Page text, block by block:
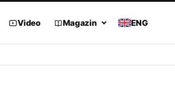
Video Magazin ENG